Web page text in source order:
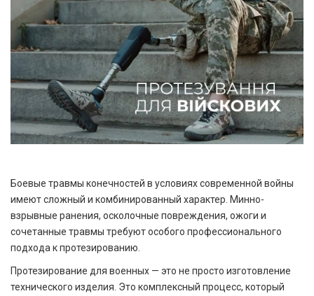
Боевые травмы конечностей в условиях современной войны
имеют сложный и комбинированный характер. Минно-
взрывные ранения, осколочные повреждения, ожоги и
сочетанные травмы требуют особого профессионального
подхода к протезированию.
Протезирование для военных — это не просто изготовление
технического изделия. Это комплексный процесс, который